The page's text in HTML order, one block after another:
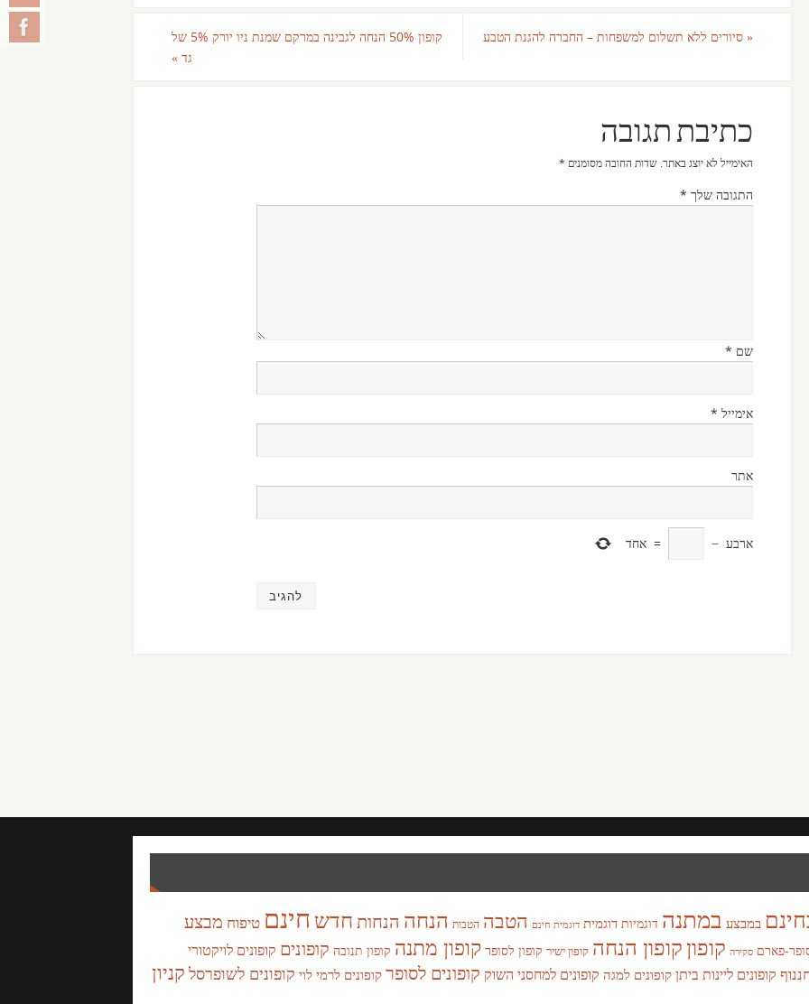
« סיורים ללא תשלום למשפחות – החברה להגנת הטבע
קופון 50% הנחה לגבינה במרקם שמנת ניו יורק 5% של
גד »
כתיבת תגובה
האימייל לא יוצג באתר. שדות החובה מסומנים *
התגובה שלך *
שם *
אימייל *
אתר
ארבע −
= אחד
במבצע במתנה דוגמיות דוגמית דוגמית חינם הטבה הטבות הנחה הנחותחדש חינם טיפוח מבצע
פארם סקירה קופוןקופון הנחה קופון ישיר קופון לסופר קופון מתנה קופון תנובה קופונים קופונים לויקטורי
קופונים ליינות ביתן קופונים למגה קופונים למחסני השוק קופונים לסופר קופונים לרמי לוי קופונים לשופרסל קניון